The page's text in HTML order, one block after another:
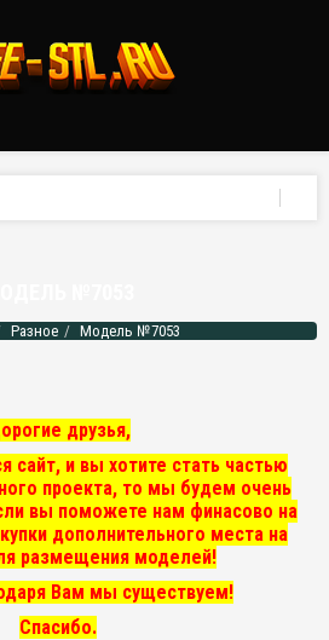
Разное Модель №7053
друзья,
сайт, и вы хотите стать частью
проекта, то мы будем очень
вы поможете нам финасово на
дополнительного места на
размещения моделей!
Вам мы существуем!
Спасибо.